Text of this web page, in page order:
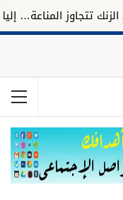
تتجاوز المناعة… إليك